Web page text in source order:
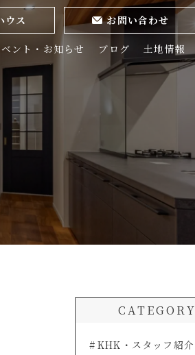
ウス お問い合わせ
ベント・お知らせ ブログ 土地情報
CATEGORY
KHK・スタッフ紹介